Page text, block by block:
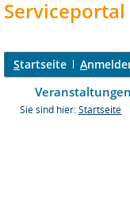
Startseite A
Veranstaltungen
Sie sind hier: Startseite